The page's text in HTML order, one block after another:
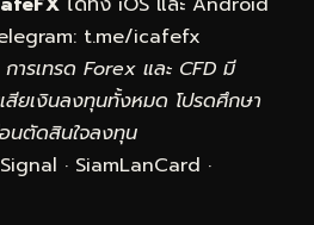
t.me/icafefx
ารเทรด Forex และ CFD มี
ยเงินลงทุนทั้งหมด โปรดศึกษา
นตัดสินใจลงทุน
· SiamLanCard ·